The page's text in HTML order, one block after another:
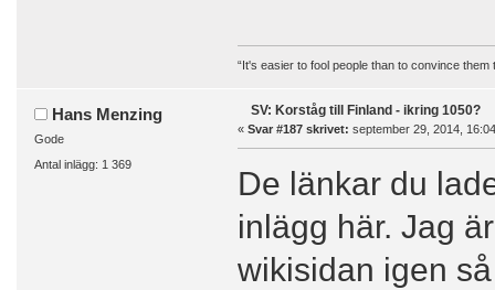
“It's easier to fool people than to convince them
Hans Menzing
Gode
Antal inlägg: 1 369
SV: Korståg till Finland - ikring 1050?
« Svar #187 skrivet: september 29, 2014,
De länkar du
inlägg här. Jag
wikisidan igen